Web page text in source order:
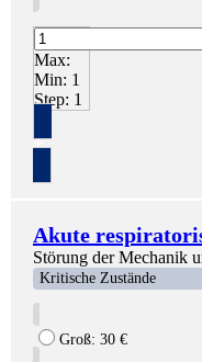
Max:
Min: 1
Step: 1
+
Akute
Störung der Mechanik
Kritische Zustände
Groß: 30 €